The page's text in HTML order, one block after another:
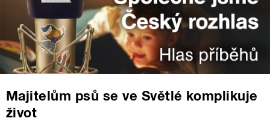
Majitelům psů se ve Světlé komplikuje
život